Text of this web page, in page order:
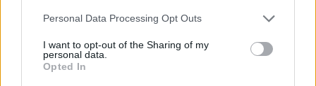
Personal Data Processing Opt Outs
I want to opt-out of the Sharing of my
personal data.
Opted In